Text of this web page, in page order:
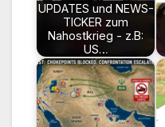
UPDATES und NEWS-
TICKER zum
Nahostkrieg - z.B:
US…